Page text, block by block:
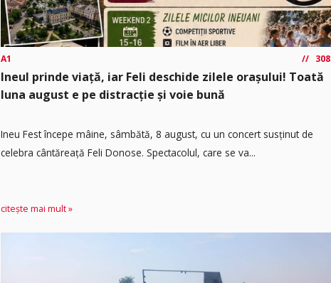
A1 308
Ineul prinde viață, iar Feli deschide zilele orașului! Toată
luna august e pe distracție și voie bună
Ineu Fest începe mâine, sâmbătă, 8 august, cu un concert susținut de
celebra cântăreață Feli Donose. Spectacolul, care se va...
citește mai mult »